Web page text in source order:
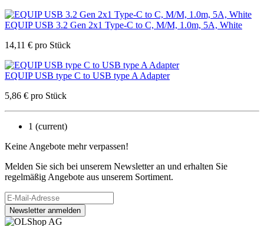
EQUIP USB 3.2 Gen 2x1 Type-C to C, M/M, 1.0m, 5A, White
14,11 € pro Stück
EQUIP USB type C to USB type A Adapter
5,86 € pro Stück
1 (current)
Keine Angebote mehr verpassen!
Melden Sie sich bei unserem Newsletter an und erhalten Sie
regelmäßig Angebote aus unserem Sortiment.
Newsletter anmelden